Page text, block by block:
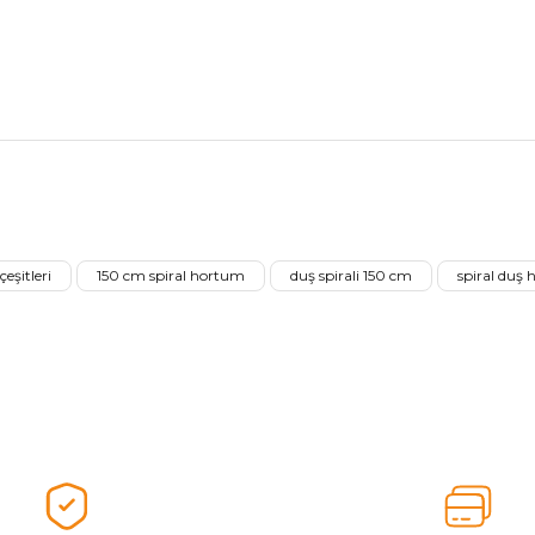
150 cm spiral hortum duş spirali 150 cm spiral duş